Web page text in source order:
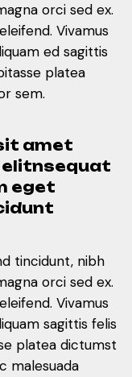
orci sed ex.
Vivamus
ed sagittis
platea
sem.
amet
eget
tincidunt, nibh
orci sed ex.
Vivamus
sagittis felis
platea dictumst
malesuada